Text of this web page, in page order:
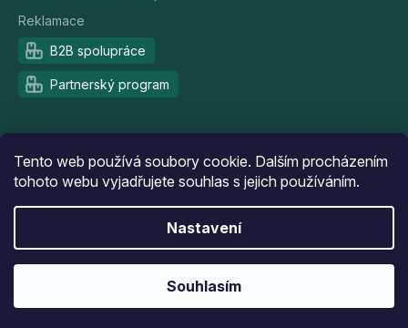
Tento web používá soubory cookie. Dalším procházením
tohoto webu vyjadřujete souhlas s jejich používáním.
Nastavení
Souhlasím
Reklamace
B2B spolupráce
Partnerský program
Vytvořil Shoptet|Anque Media
Copyright 2026carestore.cz. Všechna práva vyhrazena.